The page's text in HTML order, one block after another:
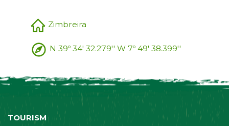
Zimbreira
N 39º 34' 32.279'' W 7º 49' 38.399''
TOURISM